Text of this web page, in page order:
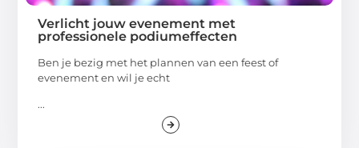
Verlicht jouw evenement met
professionele podiumeffecten
Ben je bezig met het plannen van een feest of
evenement en wil je echt
...